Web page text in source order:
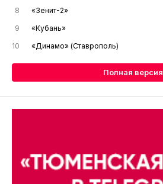
8
«Зенит-2»
9
«Кубань»
10
«Динамо» (Ставрополь)
Полная версия